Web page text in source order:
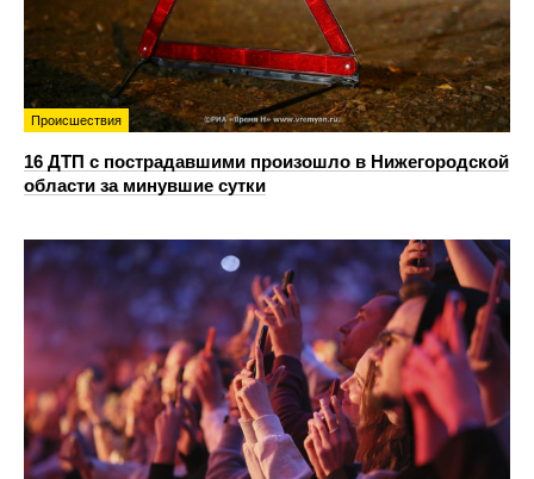
Происшествия
16 ДТП с пострадавшими произошло в Нижегородской
области за минувшие сутки